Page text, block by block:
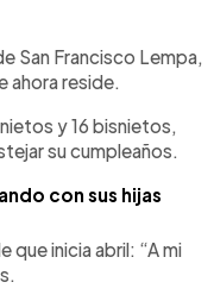
San Francisco Lempa,
ahora reside.
y 16 bisnietos,
su cumpleaños.
con sus hijas
que inicia abril: “A mi